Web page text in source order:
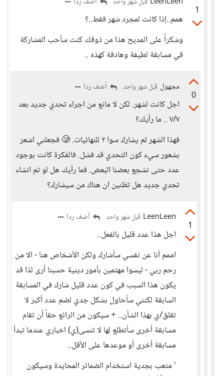
1
همم..إذا كانت لمجرد شهر فقط..؟
وشكراً على المديح هذا من ذوقك كنت سأحب المشاركة
في مسابقة لطيفة وهادفة كهذه ..
0
مجهول قبل شهر واحد أضف ردا
اجل كانت لشهر. لكن لا مانع من اجراء تحدي جديد بعد
٧/٧ .. ما رأيك؟
فهذا الشهر لم يشارك سوا ٢ للنهائيات. 🥲 فجعلني اشعر
بشعور سيء كون التحدي قد فشل. فالفكرة كانت بوجود
عدد حتى نشجع بعضنا البعض. فما رأيك هل لو تم انشاء
تحدي جديد هل تظنين ان هناك من سيشارك؟
1
LeenLeen قبل شهر واحد أضف ردا
اجل هذا عدد قليل بالفعل..
اممم أنا عن نفسي سأشارك ولكن الأشخاص هنا - الا من
رحم ربي - ليسوا مهتمين بأمور دينية حسبنا أرى لذا قد
يكون هذا السبب في كون عدد قليل شارك في المسابقة
السابقة لكنني سأحاول بشكل جدي لضم عدد أكبر لا
تقلق/ي بهذا الشأن.. + سيكون من الرائع حقاً أن تقام
مسابقة أخرى سأتطلع لها لا تنسى(ي) اخباري عندما تبدأ
مسابقة أخرى أو موعدها على الأقل..
' متعب بجدية استخدام الضمائر المحايدة وسيكون